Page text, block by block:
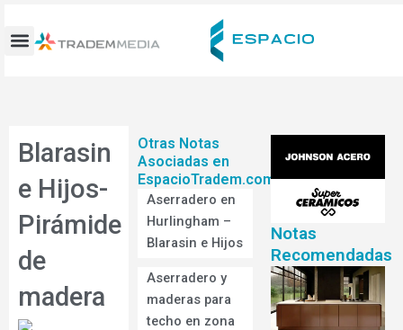
contenido
Blarasin
e Hijos-
Pirámide
de
madera
Otras Notas
Asociadas en
EspacioTradem.com
Aserradero en
Hurlingham –
Blarasin e Hijos
Aserradero y
maderas para
techo en zona
Notas
Recomendadas